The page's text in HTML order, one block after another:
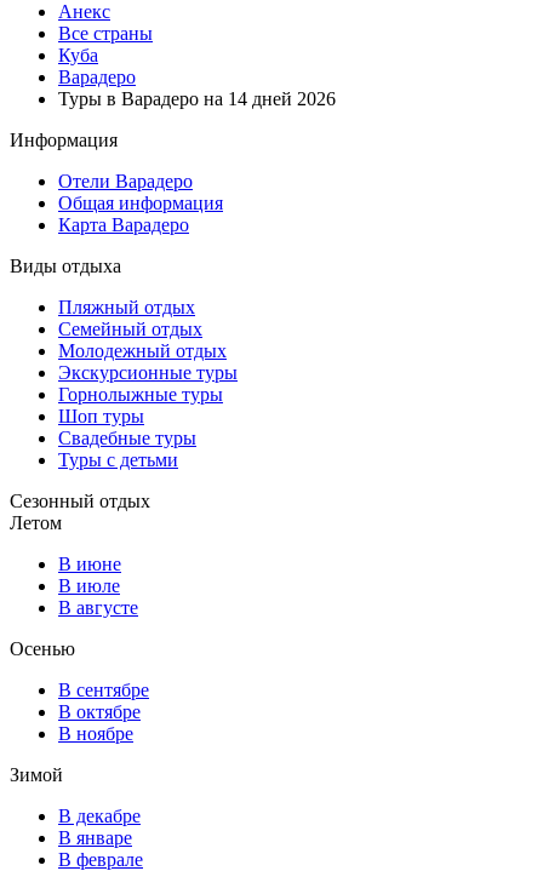
Анекс
Все страны
Куба
Варадеро
Туры в Варадеро на 14 дней 2026
Информация
Отели Варадеро
Общая информация
Карта Варадеро
Виды отдыха
Пляжный отдых
Семейный отдых
Молодежный отдых
Экскурсионные туры
Горнолыжные туры
Шоп туры
Свадебные туры
Туры с детьми
Сезонный отдых
Летом
В июне
В июле
В августе
Осенью
В сентябре
В октябре
В ноябре
Зимой
В декабре
В январе
В феврале